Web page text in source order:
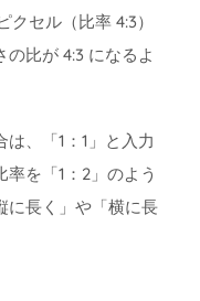
セル（比率 4:3）
比が 4:3 になるよ
、「1：1」と入力
を「1：2」のよう
に長く」や「横に長